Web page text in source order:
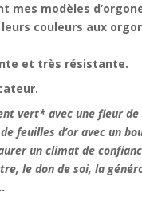
modèles
couleurs aux
et très résistante.
vert* avec une fleur
feuilles d’or avec un
un climat de
le don de soi, la